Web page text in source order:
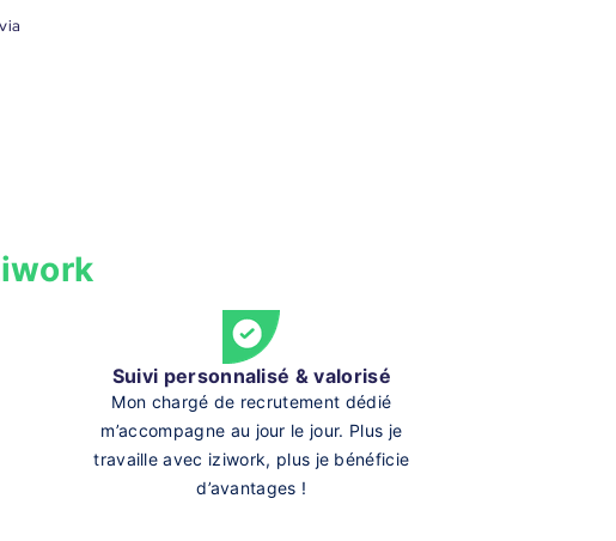
Suivi personnalisé & valorisé
Mon chargé de recrutement dédié
m’accompagne au jour le jour. Plus je
travaille avec iziwork, plus je bénéficie
d’avantages !